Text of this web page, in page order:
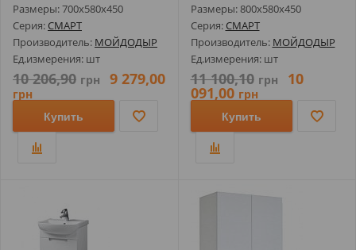
Размеры: 700х580х450
Серия: СМАРТ
Производитель: МОЙДОДЫР
Ед.измерения: шт
10 206,90 грн 9 279,00
грн
Купить
Размеры: 800х580х450
Серия: СМАРТ
Производитель: МОЙДОДЫР
Ед.измерения: шт
11 100,10 грн 10
091,00 грн
Купить